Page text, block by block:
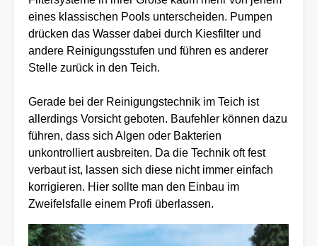
eines klassischen Pools unterscheiden. Pumpen
drücken das Wasser dabei durch Kiesfilter und
andere Reinigungsstufen und führen es anderer
Stelle zurück in den Teich.
Gerade bei der Reinigungstechnik im Teich ist
allerdings Vorsicht geboten. Baufehler können dazu
führen, dass sich Algen oder Bakterien
unkontrolliert ausbreiten. Da die Technik oft fest
verbaut ist, lassen sich diese nicht immer einfach
korrigieren. Hier sollte man den Einbau im
Zweifelsfalle einem Profi überlassen.